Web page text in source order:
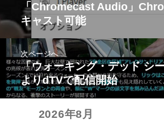
ナ
ビ
ゲ
ー
シ
前
の
投
稿:
「Chromecast Audio」
キャスト可能
次ページへ
次
の
投
「ウォーキング・デッド シ
よりdTVで配信開始
2026年8月